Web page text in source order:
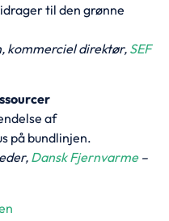
til den grønne
kommerciel direktør, SEF
af
på bundlinjen.
Dansk Fjernvarme–